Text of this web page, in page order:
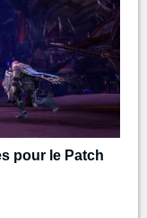
pour le Patch